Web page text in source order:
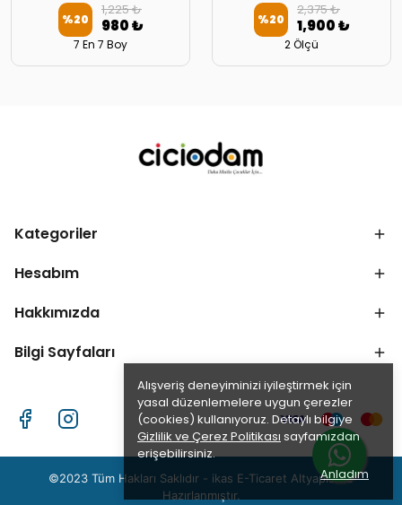
Alışveriş deneyiminizi iyileştirmek için
yasal düzenlemelere uygun çerezler
(cookies) kullanıyoruz. Detaylı bilgiye
Gizlilik ve Çerez Politikası sayfamızdan
erişebilirsiniz.
Anladım
%20
1,225 ₺
980 ₺
7 En 7 Boy
%20
2,375 ₺
1,900 ₺
2 Ölçü
Kategoriler
Hesabım
Hakkımızda
Bilgi Sayfaları
©2023 Tüm Hakları Saklıdır - ikas E-Ticaret Altyapısı ile
Hazırlanmıştır.